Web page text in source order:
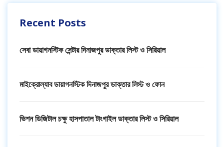
Recent Posts
সেবা ডায়াগনস্টিক সেন্টার দিনাজপুর ডাক্তার লিস্ট ও সিরিয়াল
মাইক্রোল্যাব ডায়াগনস্টিক দিনাজপুর ডাক্তার লিস্ট ও ফোন
ভিশন ডিজিটাল চক্ষু হাসপাতাল টাংগাইল ডাক্তার লিস্ট ও সিরিয়াল